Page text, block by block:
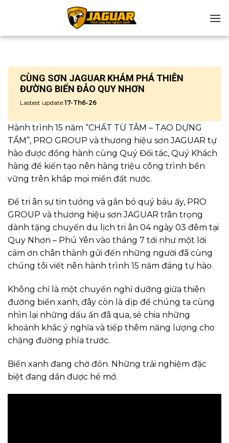
CÙNG SƠN JAGUAR KHÁM PHÁ THIÊN
ĐƯỜNG BIỂN ĐẢO QUY NHƠN
Lastest update:17-Th6-26
Hành trình 15 năm “CHẤT TỪ TÂM – TẠO DỰNG
TẦM”, PRO GROUP và thương hiệu sơn JAGUAR tự
hào được đồng hành cùng Quý Đối tác, Quý Khách
hàng để kiến tạo nên hàng triệu công trình bền
vững trên khắp mọi miền đất nước.
Để tri ân sự tin tưởng và gắn bó quý báu ấy, PRO
GROUP và thương hiệu sơn JAGUAR trân trọng
dành tặng chuyến du lịch tri ân 04 ngày 03 đêm tại
Quy Nhơn – Phú Yên vào tháng 7 tới như một lời
cảm ơn chân thành gửi đến những người đã cùng
chúng tôi viết nên hành trình 15 năm đáng tự hào.
Không chỉ là một chuyến nghỉ dưỡng giữa thiên
đường biển xanh, đây còn là dịp để chúng ta cùng
nhìn lại những dấu ấn đã qua, sẻ chia những
khoảnh khắc ý nghĩa và tiếp thêm năng lượng cho
chặng đường phía trước.
Biển xanh đang chờ đón. Những trải nghiệm đặc
biệt đang dần được hé mở.